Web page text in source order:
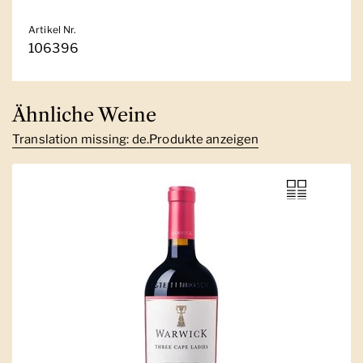
Artikel Nr.
106396
Ähnliche Weine
Translation missing: de.Produkte anzeigen